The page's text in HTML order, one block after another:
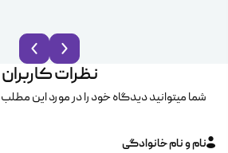
نظرات کاربران
شما میتوانید دیدگاه خود را در مورد این مطلب
نام و نام خانوادگی